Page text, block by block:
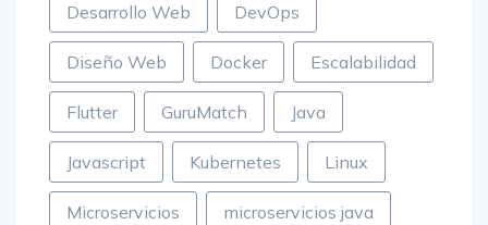
Desarrollo Web DevOps
Diseño Web Docker Escalabilidad
Flutter GuruMatch Java
Javascript Kubernetes Linux
Microservicios microservicios java